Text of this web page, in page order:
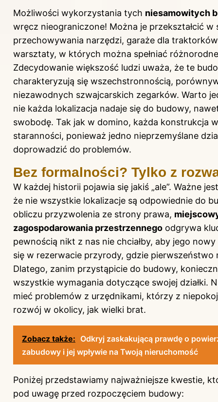
Możliwości wykorzystania tych niesamowitych
wręcz nieograniczone! Można je przekształcić w
przechowywania narzędzi, garaże dla
warsztaty, w których można spełniać
Zdecydowanie większość ludzi uważa, że te
charakteryzują się wszechstronnością,
niezawodnych szwajcarskich zegarków. Warto
nie każda lokalizacja nadaje się do budowy,
swobodę. Tak jak w domino, każda konstrukcja
staranności, ponieważ jedno nieprzemyślane
doprowadzić do problemów.
Bez formalności? Tylko z
W każdej historii pojawia się jakiś „ale”. Ważne
że nie wszystkie lokalizacje są odpowiednie do
obliczu przyzwolenia ze strony prawa,
zagospodarowania przestrzennego odgrywa
pewnością nikt z nas nie chciałby, aby jego nowy
się w rezerwacie przyrody, gdzie pierwszeństwo
Dlatego, zanim przystąpicie do budowy,
wszystkie wymagania dotyczące swojej działki.
mieć problemów z urzędnikami, którzy z
rozwój w okolicy, jak wielki brat.
Zobacz także: Odkryj zaskakującą prawdę o
zabudowy i jej wpływie na Twoją nieruchomość
Poniżej przedstawiamy najważniejsze kwestie,
pod uwagę przed rozpoczęciem budowy: